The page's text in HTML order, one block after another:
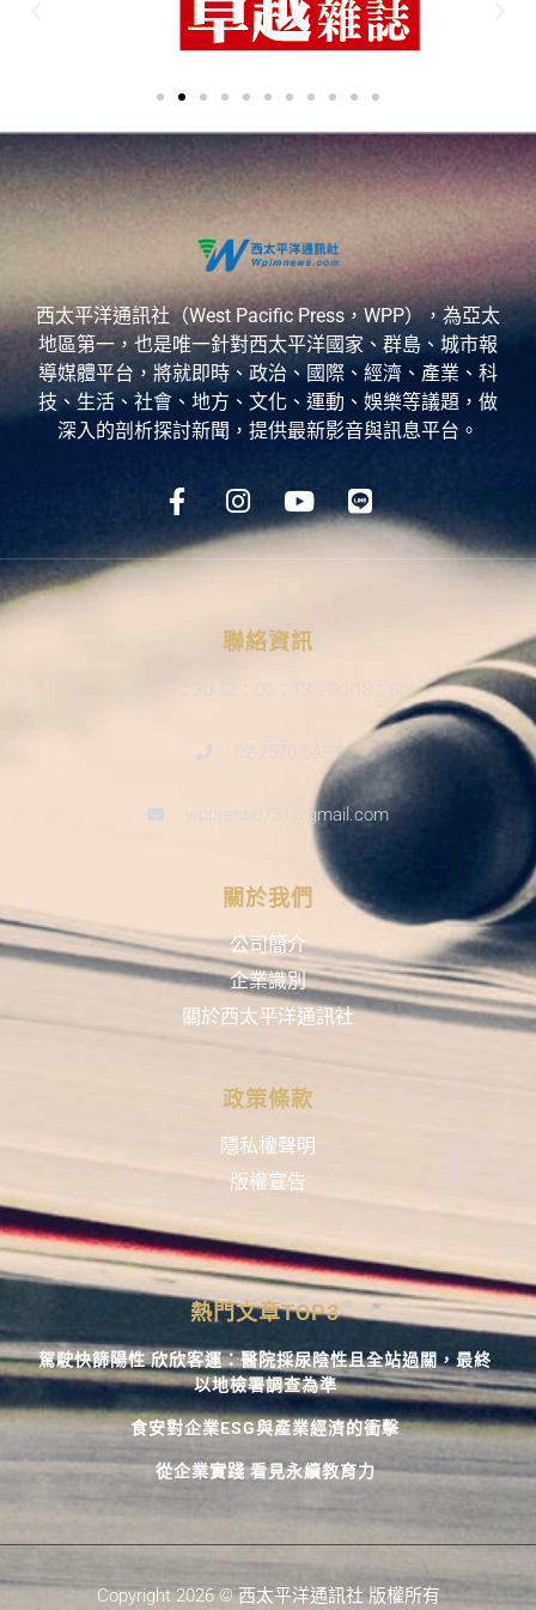
西太平洋通訊社（West Pacific Press，WPP），為亞太
地區第一，也是唯一針對西太平洋國家、群島、城市報
導媒體平台，將就即時、政治、國際、經濟、產業、科
技、生活、社會、地方、文化、運動、娛樂等議題，做
深入的剖析探討新聞，提供最新影音與訊息平台。
聯絡資訊
9：30-12：00；13：30-18：00
02-2570-5439
wppress0731@gmail.com
關於我們
公司簡介
企業識別
關於西太平洋通訊社
政策條款
隱私權聲明
版權宣告
熱門文章TOP3
駕駛快篩陽性 欣欣客運：醫院採尿陰性且全站過關，最終
以地檢署調查為準
食安對企業ESG與產業經濟的衝擊
從企業實踐 看見永續教育力
Copyright 2026 © 西太平洋通訊社 版權所有